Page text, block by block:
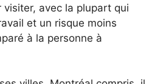
avec la plupart qui
et un risque moins
à la personne à